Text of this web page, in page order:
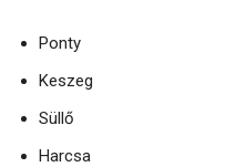
Ponty
Keszeg
Süllő
Harcsa